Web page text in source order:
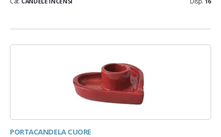
PORTACANDELA CUORE